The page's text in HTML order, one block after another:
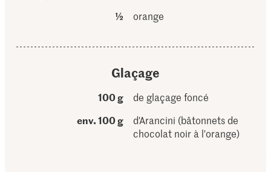
½
orange
Glaçage
100 g
de glaçage foncé
env. 100 g
d'Arancini (bâtonnets de
chocolat noir à l'orange)